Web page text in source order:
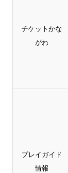
チケットかな
がわ
プレイガイド
情報